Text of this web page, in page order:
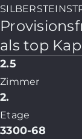
als top
2.5
Zimmer
2.
Etage
3300-68